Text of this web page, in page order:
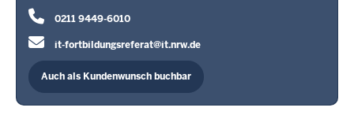
0211 9449-6010
it-fortbildungsreferat@it.nrw.de
Auch als Kundenwunsch buchbar